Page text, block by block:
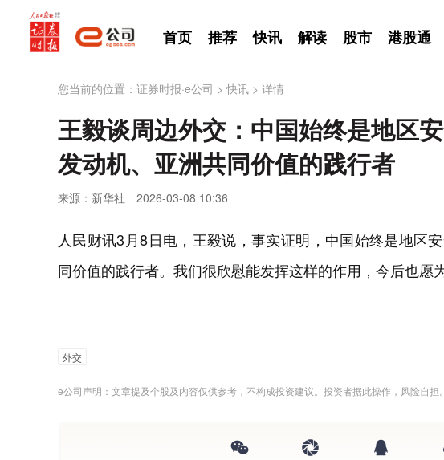
首页 推荐 快讯 解读 股市 港股通
您当前的位置： 证券时报·e公司 >快讯 > 详情
王毅谈周边外交：中国始终是地区
发动机、亚洲共同价值的践行者
来源：新华社 2026-03-08 10:36
人民财讯3月8日电，王毅说，事实证明，中国始终是地区
同价值的践行者。我们很欣慰能发挥这样的作用，今后也愿
外交
e公司声明：文章提及个股及内容仅供参考，不构成投资建议。投资者据此操作，风险自担。